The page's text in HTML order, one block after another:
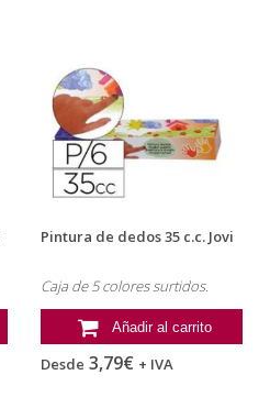
Pintura de dedos 35 c.c. Jovi
Caja de 5 colores surtidos.
Añadir al carrito
Desde 3,79€ + IVA